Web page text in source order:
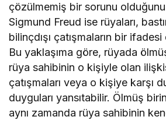
çözülmemiş bir sorunu
Sigmund Freud ise rüyaları,
bilinçdışı çatışmaların bir
Bu yaklaşıma göre, rüyada
rüya sahibinin o kişiyle olan
çatışmaları veya o kişiye karşı
duyguları yansıtabilir. Ölmüş
aynı zamanda rüya sahibinin